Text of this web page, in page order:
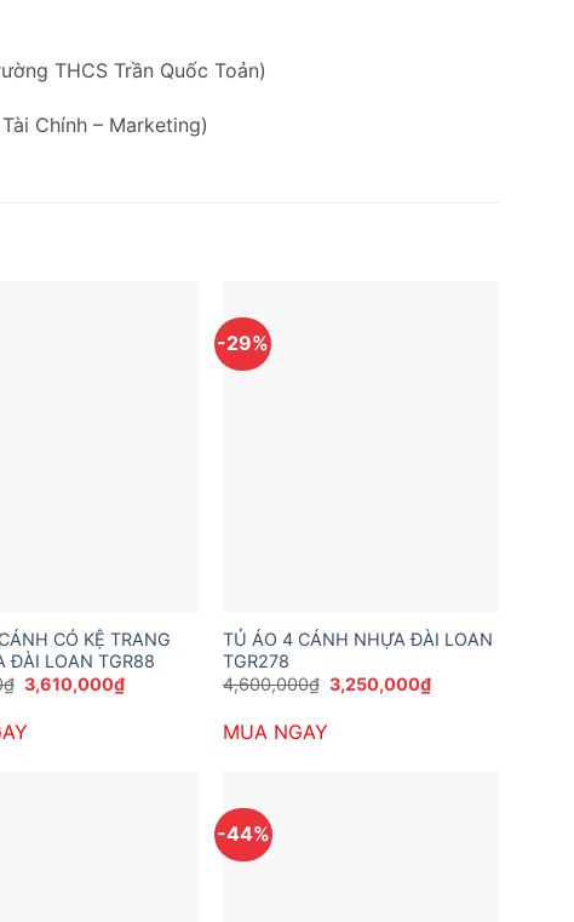
THCS Trần Quốc Toản)
Chính – Marketing)
CÓ KỆ TRANG
ĐÀI LOAN TGR88
₫ Giá
gốc
5,173,200₫.
3,610,000₫Giá
-29%
TỦ ÁO 4 CÁNH NHỰA ĐÀI LOAN
TGR278
4,600,000₫ Giá
gốc
3,250,000₫Giá
MUA NGAY
-44%